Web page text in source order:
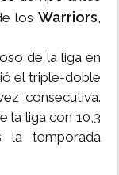
los Warriors,
de la liga en
el triple-doble
consecutiva.
la liga con 10,3
la temporada